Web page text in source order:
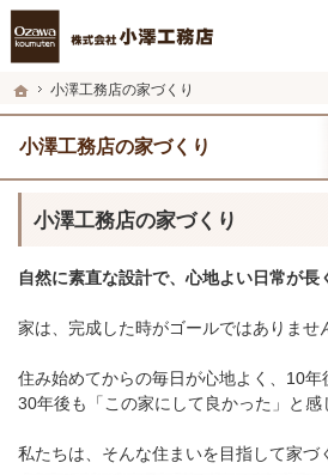
ホーム
小澤工務店の家づくり
小澤工務店の家づくり
プロの目線からご提案。福井市・鯖江市・坂井
福井市・鯖江市・坂井市の新築・注文住宅・新
小澤工務店の家づくり
自然に素直な設計で、心地よい日常が長
家は、完成した時がゴールではありませ
住み始めてからの毎日が心地よく、10
30年後も「この家にして良かった」と感
私たちは、そんな住まいを目指して家づ